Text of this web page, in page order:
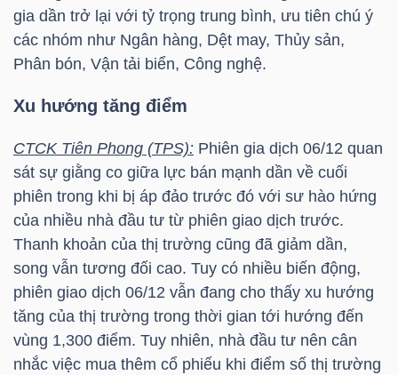
gia dần trở lại với tỷ trọng trung bình, ưu tiên chú ý
các nhóm như Ngân hàng, Dệt may, Thủy sản,
Phân bón, Vận tải biển, Công nghệ.
Xu hướng tăng điểm
CTCK Tiên Phong (TPS): Phiên gia dịch 06/12 quan
sát sự giằng co giữa lực bán mạnh dần về cuối
phiên trong khi bị áp đảo trước đó với sư hào hứng
của nhiều nhà đầu tư từ phiên giao dịch trước.
Thanh khoản của thị trường cũng đã giảm dần,
song vẫn tương đối cao. Tuy có nhiều biến động,
phiên giao dịch 06/12 vẫn đang cho thấy xu hướng
tăng của thị trường trong thời gian tới hướng đến
vùng 1,300 điểm. Tuy nhiên, nhà đầu tư nên cân
nhắc việc mua thêm cổ phiếu khi điểm số thị trường
HÀNG
HÓA
KINH
THẾ
GIỚI
ĐÔNG
DƯƠNG